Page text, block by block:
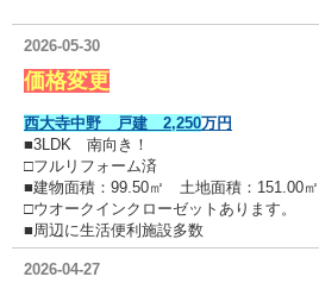
2026-05-30
価格変更
西大寺中野 戸建 2,250万円
■3LDK 南向き！
□フルリフォーム済
■建物面積：99.50㎡ 土地面積：151.00㎡
□ウオークインクローゼットあります。
■周辺に生活便利施設多数
2026-04-27